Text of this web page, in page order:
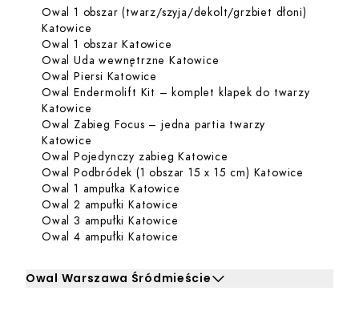
Owal 1 obszar (twarz/szyja/dekolt/grzbiet dłoni)
Katowice
Owal 1 obszar Katowice
Owal Uda wewnętrzne Katowice
Owal Piersi Katowice
Owal Endermolift Kit – komplet klapek do twarzy
Katowice
Owal Zabieg Focus – jedna partia twarzy
Katowice
Owal Pojedynczy zabieg Katowice
Owal Podbródek (1 obszar 15 x 15 cm) Katowice
Owal 1 ampułka Katowice
Owal 2 ampułki Katowice
Owal 3 ampułki Katowice
Owal 4 ampułki Katowice
Owal Warszawa Śródmieście
Kliknij, aby rozwinąć i zobaczyć zabiegi dla Owal